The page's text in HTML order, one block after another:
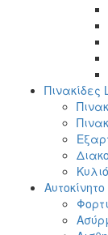
Πινακίδες
Αυτοκίνητο